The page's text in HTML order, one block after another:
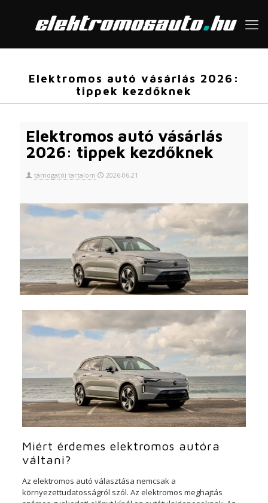
Elektromos autó vásárlás 2026:
tippek kezdőknek
Elektromos autó vásárlás
2026: tippek kezdőknek
támogatói tartalom 2026-06-21
Miért érdemes elektromos autóra
váltani?
Az elektromos autó választása nemcsak a
környezettudatosságról szól. Az elektromos meghajtás